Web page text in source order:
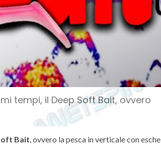
tempi, il Deep Soft Bait, ovvero
Bait , ovvero la pesca in verticale con esche